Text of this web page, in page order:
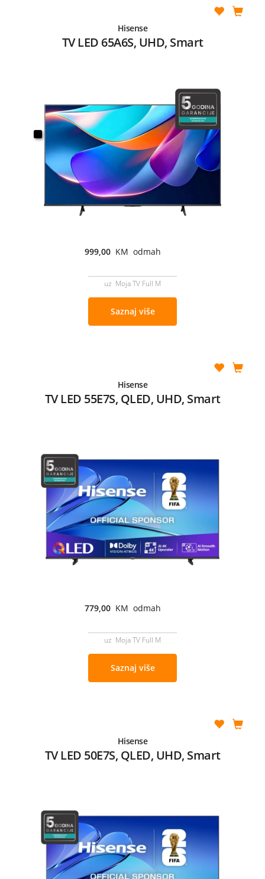
Hisense
TV LED 65A6S, UHD, Smart
999,00 KM odmah
uz Moja TV Full M
Saznaj više
Hisense
TV LED 55E7S, QLED, UHD, Smart
779,00 KM odmah
uz Moja TV Full M
Saznaj više
Hisense
TV LED 50E7S, QLED, UHD, Smart